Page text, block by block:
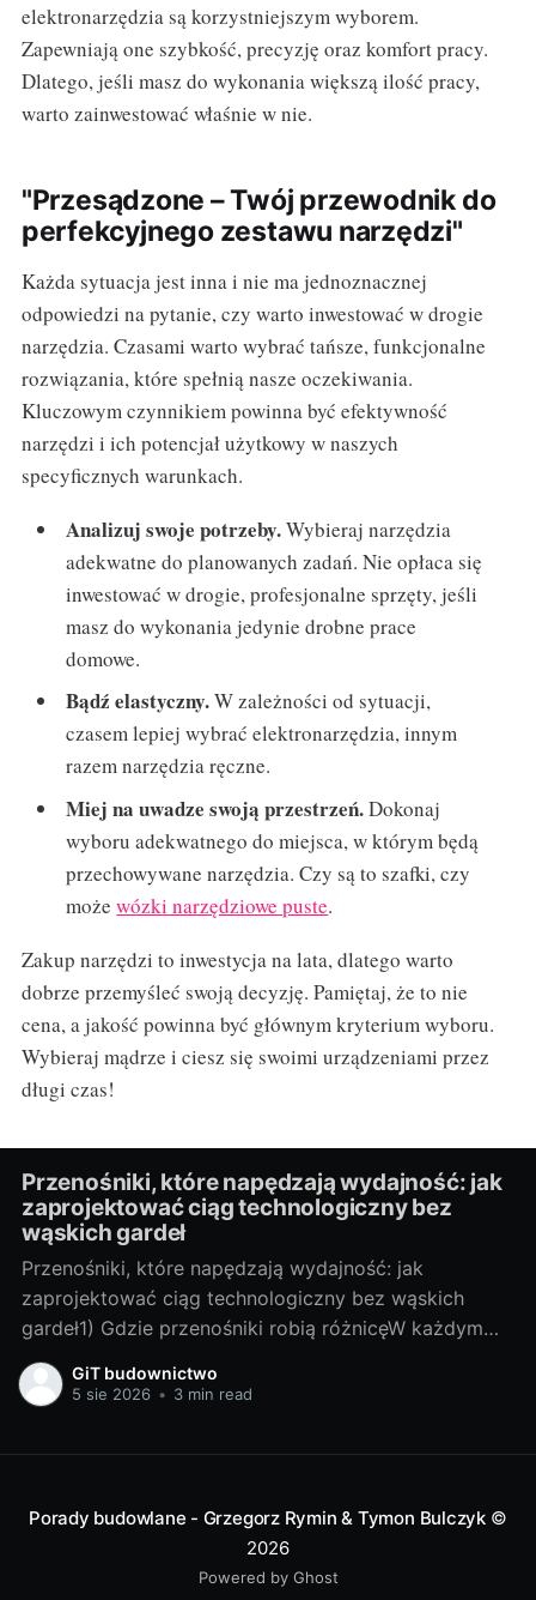
elektronarzędzia są korzystniejszym wyborem.
Zapewniają one szybkość, precyzję oraz komfort pracy.
Dlatego, jeśli masz do wykonania większą ilość pracy,
warto zainwestować właśnie w nie.
"Przesądzone – Twój przewodnik do
perfekcyjnego zestawu narzędzi"
Każda sytuacja jest inna i nie ma jednoznacznej
odpowiedzi na pytanie, czy warto inwestować w drogie
narzędzia. Czasami warto wybrać tańsze, funkcjonalne
rozwiązania, które spełnią nasze oczekiwania.
Kluczowym czynnikiem powinna być efektywność
narzędzi i ich potencjał użytkowy w naszych
specyficznych warunkach.
Analizuj swoje potrzeby.Wybieraj narzędzia
adekwatne do planowanych zadań. Nie opłaca się
inwestować w drogie, profesjonalne sprzęty, jeśli
masz do wykonania jedynie drobne prace
domowe.
Bądź elastyczny.W zależności od sytuacji,
czasem lepiej wybrać elektronarzędzia, innym
razem narzędzia ręczne.
Miej na uwadze swoją przestrzeń.Dokonaj
wyboru adekwatnego do miejsca, w którym będą
przechowywane narzędzia. Czy są to szafki, czy
możewózki narzędziowe puste.
Zakup narzędzi to inwestycja na lata, dlatego warto
dobrze przemyśleć swoją decyzję. Pamiętaj, że to nie
cena, a jakość powinna być głównym kryterium wyboru.
Wybieraj mądrze i ciesz się swoimi urządzeniami przez
długi czas!
Przenośniki, które napędzają wydajność: jak
zaprojektować ciąg technologiczny bez
wąskich gardeł
Przenośniki, które napędzają wydajność: jak
zaprojektować ciąg technologiczny bez wąskich
gardeł1) Gdzie przenośniki robią różnicęW każdym
zakładzie, w którym materiał trzeba przesunąć z
punktu A do B, przenośniki decydują o tempie i
przenośnik taśmowy zwalnia, cała linia stoi; jeśli
GiT budownictwo
5 sie 2026 • 3 min read
Porady budowlane - Grzegorz Rymin & Tymon Bulczyk©
2026
Powered by Ghost